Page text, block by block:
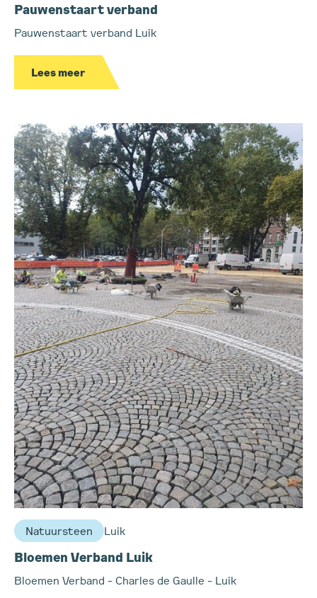
Pauwenstaart verband
Pauwenstaart verband Luik
Lees meer
Natuursteen Luik
Bloemen Verband Luik
Bloemen Verband - Charles de Gaulle - Luik